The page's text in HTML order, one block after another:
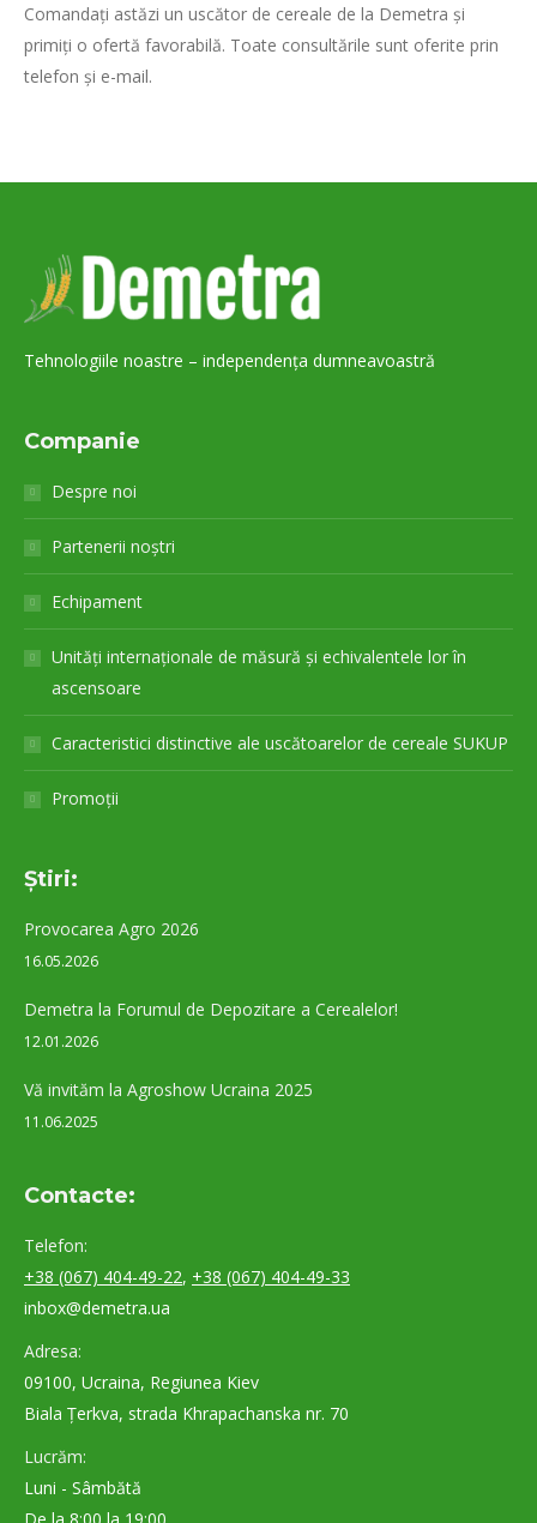
Comandați astăzi un uscător de cereale de la Demetra și
primiți o ofertă favorabilă. Toate consultările sunt oferite prin
telefon și e-mail.
Tehnologiile noastre – independența dumneavoastră
Companie
Despre noi
Partenerii noștri
Echipament
Unități internaționale de măsură și echivalentele lor în
ascensoare
Caracteristici distinctive ale uscătoarelor de cereale SUKUP
Promoții
Ştiri:
Provocarea Agro 2026
16.05.2026
Demetra la Forumul de Depozitare a Cerealelor!
12.01.2026
Vă invităm la Agroshow Ucraina 2025
11.06.2025
Contacte:
Telefon:
+38 (067) 404-49-22, +38 (067) 404-49-33
inbox@demetra.ua
Adresa:
09100, Ucraina, Regiunea Kiev
Biala Țerkva, strada Khrapachanska nr. 70
Lucrăm:
Luni - Sâmbătă